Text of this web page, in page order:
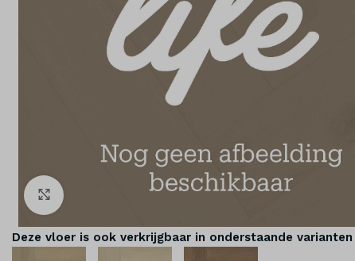
Klik om te vergroten
Deze vloer is ook verkrijgbaar in onderstaande varianten